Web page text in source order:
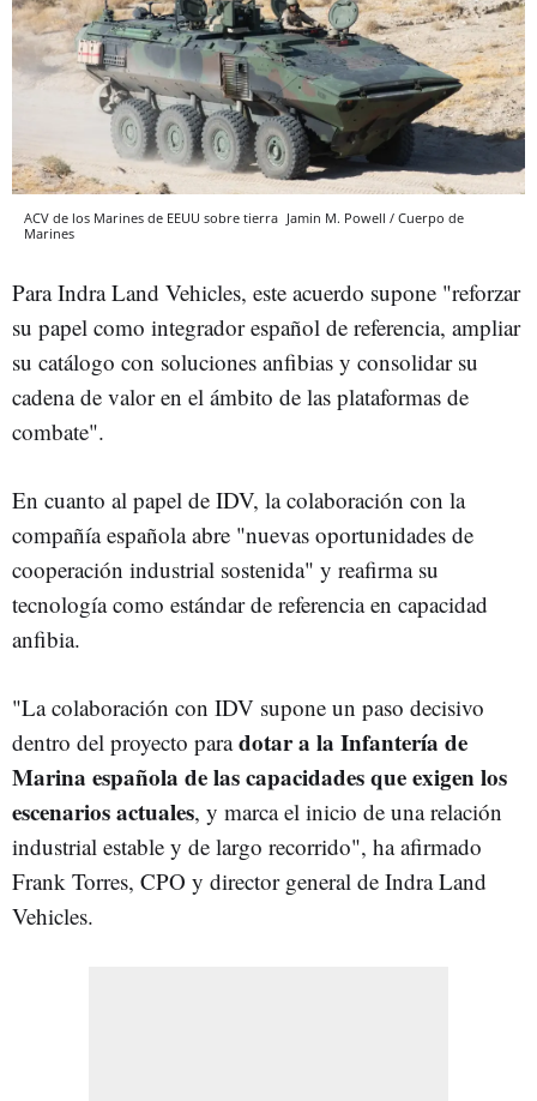
ACV de los Marines de EEUU sobre tierra Jamin M. Powell / Cuerpo de
Marines
Para Indra Land Vehicles, este acuerdo supone "reforzar
su papel como integrador español de referencia, ampliar
su catálogo con soluciones anfibias y consolidar su
cadena de valor en el ámbito de las plataformas de
combate".
En cuanto al papel de IDV, la colaboración con la
compañía española abre "nuevas oportunidades de
cooperación industrial sostenida" y reafirma su
tecnología como estándar de referencia en capacidad
anfibia.
"La colaboración con IDV supone un paso decisivo
dentro del proyecto paradotar a la Infantería de
Marina española de las capacidades que exigen los
escenarios actuales, y marca el inicio de una relación
industrial estable y de largo recorrido", ha afirmado
Frank Torres, CPO y director general de Indra Land
Vehicles.